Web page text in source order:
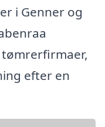
i Genner og
efter en